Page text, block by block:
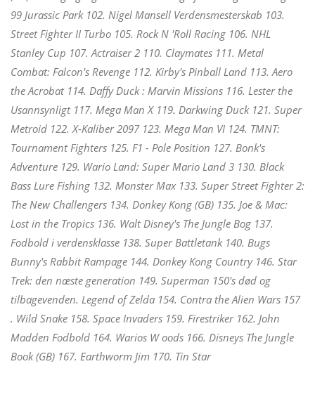
99 Jurassic Park 102. Nigel Mansell Verdensmesterskab 103.
Street Fighter II Turbo 105. Rock N 'Roll Racing 106. NHL
Stanley Cup 107. Actraiser 2 110. Claymates 111. Metal
Combat: Falcon's Revenge 112. Kirby's Pinball Land 113. Aero
the Acrobat 114. Daffy Duck : Marvin Missions 116. Lester the
Usannsynligt 117. Mega Man X 119. Darkwing Duck 121. Super
Metroid 122. X-Kaliber 2097 123. Mega Man VI 124. TMNT:
Tournament Fighters 125. F1 - Pole Position 127. Bonk's
Adventure 129. Wario Land: Super Mario Land 3 130. Black
Bass Lure Fishing 132. Monster Max 133. Super Street Fighter 2:
The New Challengers 134. Donkey Kong (GB) 135. Joe & Mac:
Lost in the Tropics 136. Walt Disney's The Jungle Bog 137.
Fodbold i verdensklasse 138. Super Battletank 140. Bugs
Bunny's Rabbit Rampage 144. Donkey Kong Country 146. Star
Trek: den næste generation 149. Superman 150's død og
tilbagevenden. Legend of Zelda 154. Contra the Alien Wars 157
. Wild Snake 158. Space Invaders 159. Firestriker 162. John
Madden Fodbold 164. Warios W oods 166. Disneys The Jungle
Book (GB) 167. Earthworm Jim 170. Tin Star